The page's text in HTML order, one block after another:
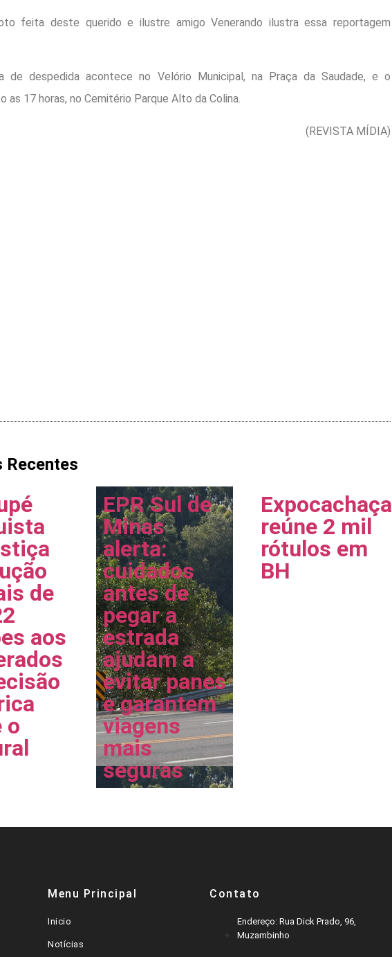
feita deste querido e ilustre amigo Venerando ilustra essa reportagem
de despedida acontece no Velório Municipal, na Praça da Saudade, e o
as 17 horas, no Cemitério Parque Alto da Colina.
(REVISTA MÍDIA)
Recentes
de
aos
o
EPR Sul de
Minas
alerta:
cuidados
antes de
pegar a
estrada
ajudam a
evitar panes
e garantem
viagens
mais
seguras
Expocachaça
reúne 2 mil
rótulos em
BH
Menu Principal
Inicio
Notícias
Contato
Endereço: Rua Dick Prado, 96,
Muzambinho